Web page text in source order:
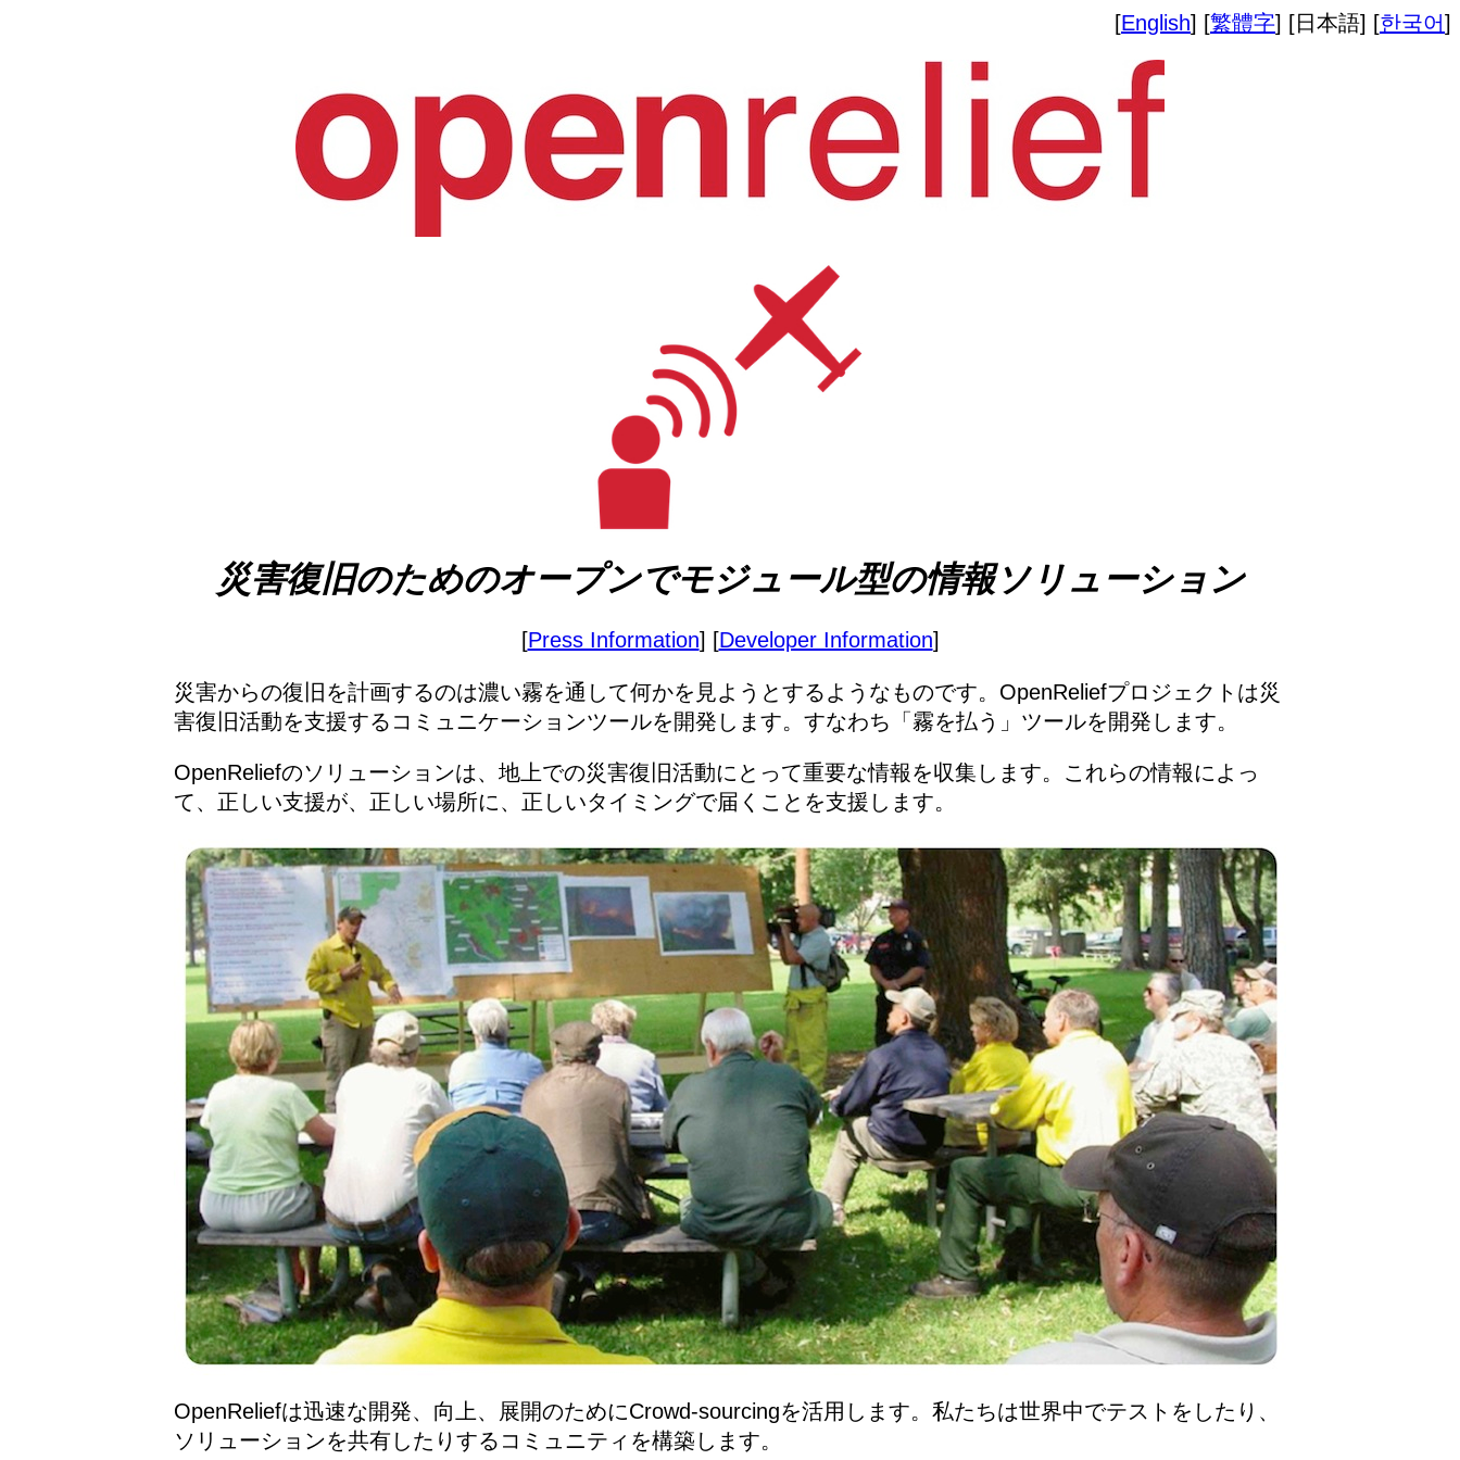
[English] [繁體字] [日本語] [한국어]
災害復旧のためのオープンでモジュール型の情報ソリューション
[Press Information] [Developer Information]
災害からの復旧を計画するのは濃い霧を通して何かを見ようとするようなものです。OpenReliefプロジェクトは災
害復旧活動を支援するコミュニケーションツールを開発します。すなわち「霧を払う」ツールを開発します。
OpenReliefのソリューションは、地上での災害復旧活動にとって重要な情報を収集します。これらの情報によっ
て、正しい支援が、正しい場所に、正しいタイミングで届くことを支援します。
OpenReliefは迅速な開発、向上、展開のためにCrowd-sourcingを活用します。私たちは世界中でテストをしたり、
ソリューションを共有したりするコミュニティを構築します。